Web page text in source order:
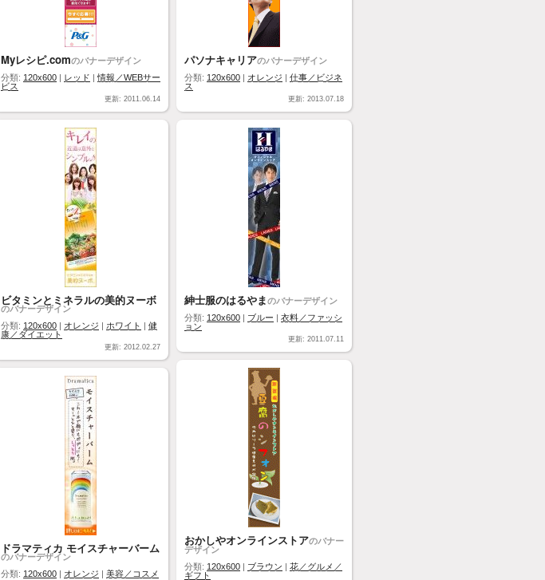
Myレシピ.comのバナーデザイン
分類: 120x600 | レッド |情報／WEBサー
ビス
更新: 2011.06.14
パソナキャリアのバナーデザイン
分類: 120x600 | オレンジ | 仕事／ビジネ
ス
更新: 2013.07.18
ビタミンとミネラルの美的ヌーボ
のバナーデザイン
分類: 120x600 | オレンジ | ホワイト | 健
康／ダイエット
更新: 2012.02.27
紳士服のはるやまのバナーデザイン
分類: 120x600 | ブルー | 衣料／ファッシ
ョン
更新: 2011.07.11
おかしやオンラインストアのバナー
デザイン
分類: 120x600 | ブラウン | 花／グルメ／
ギフト
ドラマティカ モイスチャーバーム
のバナーデザイン
分類: 120x600 | オレンジ | 美容／コスメ